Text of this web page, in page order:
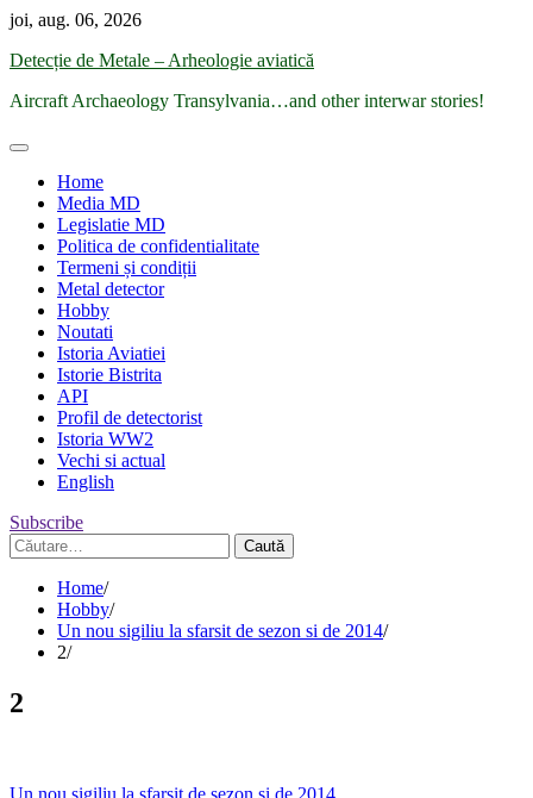
Skip
content
joi, aug. 06, 2026
Detecție de Metale – Arheologie aviatică
Aircraft Archaeology Transylvania…and other interwar stories!
Home
Media MD
Legislatie MD
Politica de confidentialitate
Termeni și condiții
Metal detector
Hobby
Noutati
Istoria Aviatiei
Istorie Bistrita
API
Profil de detectorist
Istoria WW2
Vechi si actual
English
Subscribe
Caută
după:
Home
Hobby
Un nou sigiliu la sfarsit de sezon si de 2014
2
2
Un nou sigiliu la sfarsit de sezon si de 2014